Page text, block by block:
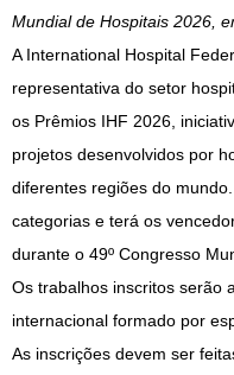
Mundial de Hospitais 2026,
A International Hospital
representativa do setor
os Prêmios IHF 2026,
projetos desenvolvidos por
diferentes regiões do
categorias e terá os
durante o 49º Congresso
Os trabalhos inscritos serão
internacional formado por
As inscrições devem ser